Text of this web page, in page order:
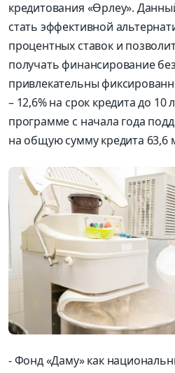
кредитования «Өрлеу».
стать эффективной
процентных ставок и
получать финансирование
привлекательны
– 12,6% на срок кредита до 10
программе с начала года
на общую сумму кредита 63,6
- Фонд «Даму» как